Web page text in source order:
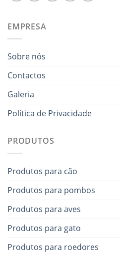
EMPRESA
Sobre nós
Contactos
Galeria
Política de Privacidade
PRODUTOS
Produtos para cão
Produtos para pombos
Produtos para aves
Produtos para gato
Produtos para roedores